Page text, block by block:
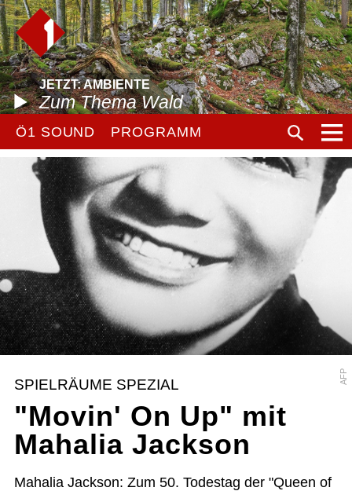
JETZT: AMBIENTE
Zum Thema Wald
Ö1 SOUND PROGRAMM
AFP
SPIELRÄUME SPEZIAL
"Movin' On Up" mit
Mahalia Jackson
Mahalia Jackson: Zum 50. Todestag der "Queen of